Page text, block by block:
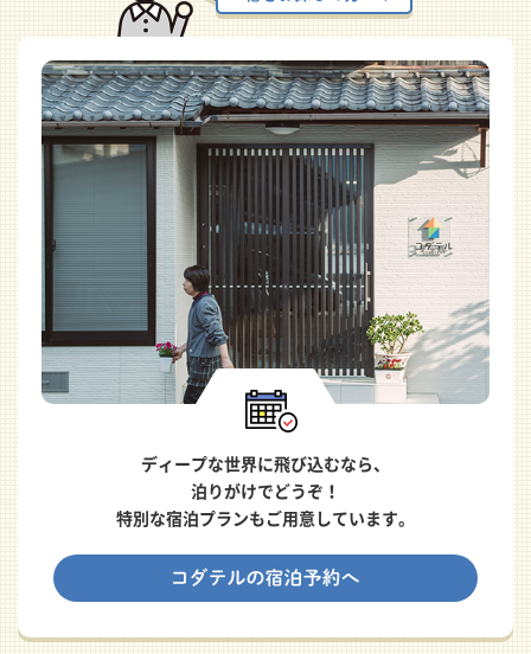
ディープな世界に飛び込むなら、
泊りがけでどうぞ！
特別な宿泊プランもご用意しています。